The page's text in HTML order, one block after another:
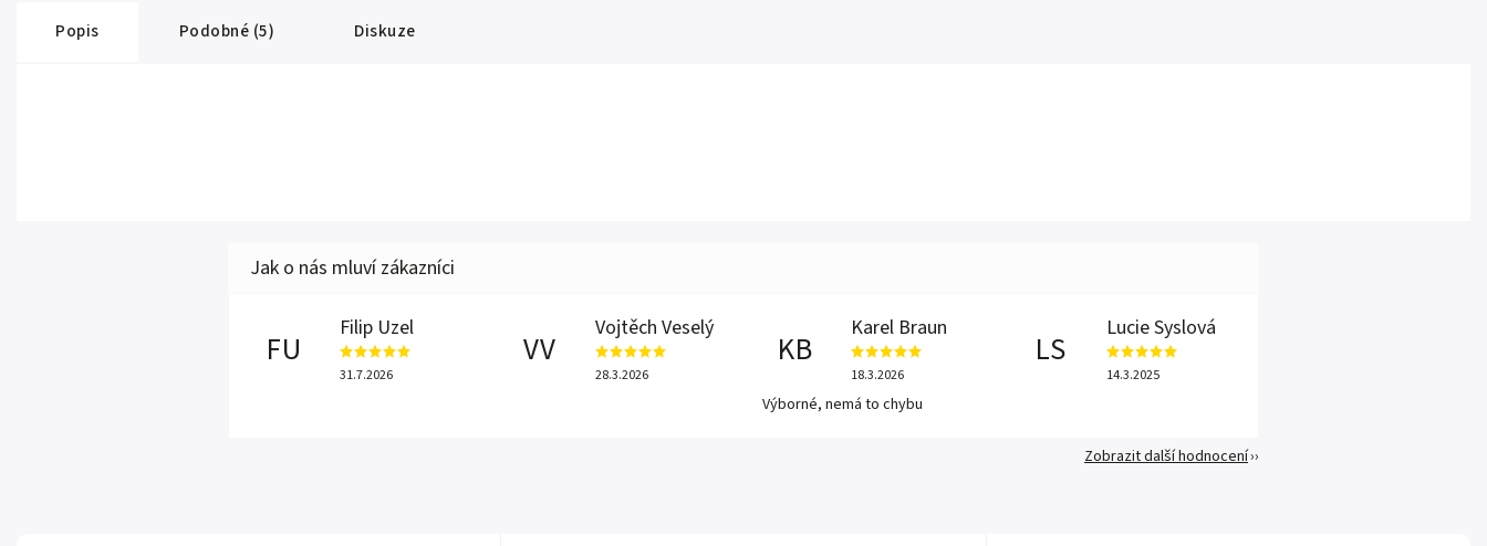
Popis Podobné (5) Diskuze
FU
Filip Uzel
31.7.2026
VV
Vojtěch Veselý
28.3.2026
KB
Karel Braun
18.3.2026
Výborné, nemá to chybu
LS
Lucie Syslová
14.3.2025
Zobrazit další hodnocení